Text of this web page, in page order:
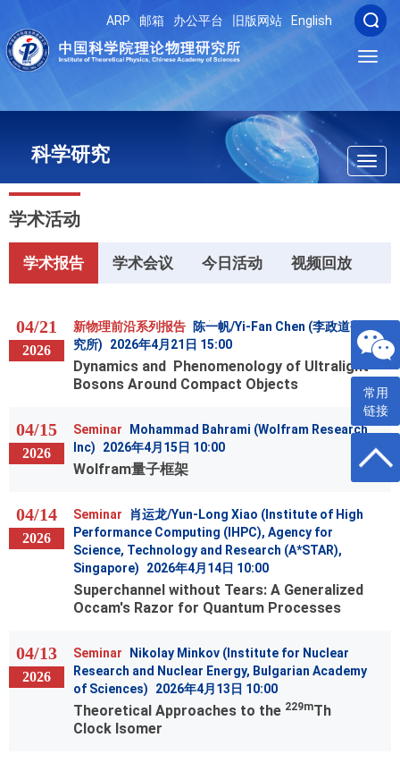
ARP 邮箱 办公平台 旧版网站 English
科学研究
学术活动
学术报告 学术会议 今日活动 视频回放
04/21
2026
新物理前沿系列报告
陈一帆/Yi-Fan Chen (李政道研
究所)
2026年4月21日 15:00
Dynamics and Phenomenology of Ultralight
Bosons Around Compact Objects
04/15
2026
Seminar
Mohammad Bahrami (Wolfram Research
Inc)
2026年4月15日 10:00
Wolfram量子框架
04/14
2026
Seminar
肖运龙/Yun-Long Xiao (Institute of High
Performance Computing (IHPC), Agency for
Science, Technology and Research (A*STAR),
Singapore)
2026年4月14日 10:00
Superchannel without Tears: A Generalized
Occam's Razor for Quantum Processes
04/13
2026
Seminar
Nikolay Minkov (Institute for Nuclear
Research and Nuclear Energy, Bulgarian Academy
of Sciences)
2026年4月13日 10:00
Theoretical Approaches to the 229mTh
Clock Isomer
常用
链接